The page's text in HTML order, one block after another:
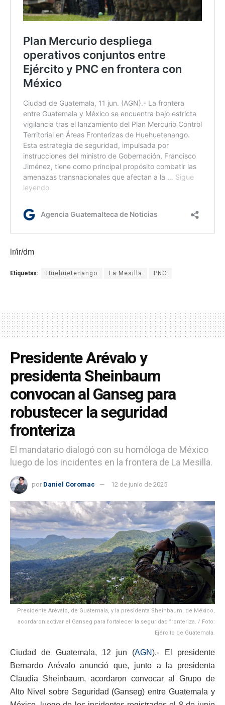
lr/ir/dm
Etiquetas: Huehuetenango La Mesilla PNC
Presidente Arévalo y
presidenta Sheinbaum
convocan al Ganseg para
robustecer la seguridad
fronteriza
El mandatario dialogó con su homóloga de México
luego de los incidentes en la frontera de La Mesilla.
por Daniel Coromac 12 de junio de 2025
Presidente Arévalo, de Guatemala, y la presidenta Sheinbaum, de México,
acordaron activar el Ganseg para fortalecer la seguridad fronteriza. / Foto:
Ejército de Guatemala.
Ciudad de Guatemala, 12 jun (AGN).- El presidente
Bernardo Arévalo anunció que, junto a la presidenta
Claudia Sheinbaum, acordaron convocar al Grupo de
Alto Nivel sobre Seguridad (Ganseg) entre Guatemala y